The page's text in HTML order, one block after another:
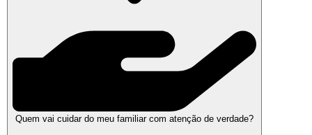
Quem vai cuidar do meu familiar com atenção de verdade?